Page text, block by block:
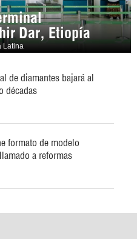
Dar, Etiopía
Latina
de diamantes bajará al
décadas
formato de modelo
a reformas